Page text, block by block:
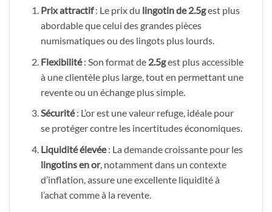
Prix attractif: Le prix du lingotin de 2.5gest plus
abordable que celui des grandes pièces
numismatiques ou des lingots plus lourds.
Flexibilité: Son format de 2.5gest plus accessible
à une clientèle plus large, tout en permettant une
revente ou un échange plus simple.
Sécurité: L’or est une valeur refuge, idéale pour
se protéger contre les incertitudes économiques.
Liquidité élevée: La demande croissante pour les
lingotins en or, notamment dans un contexte
d’inflation, assure une excellente liquidité à
l’achat comme à la revente.